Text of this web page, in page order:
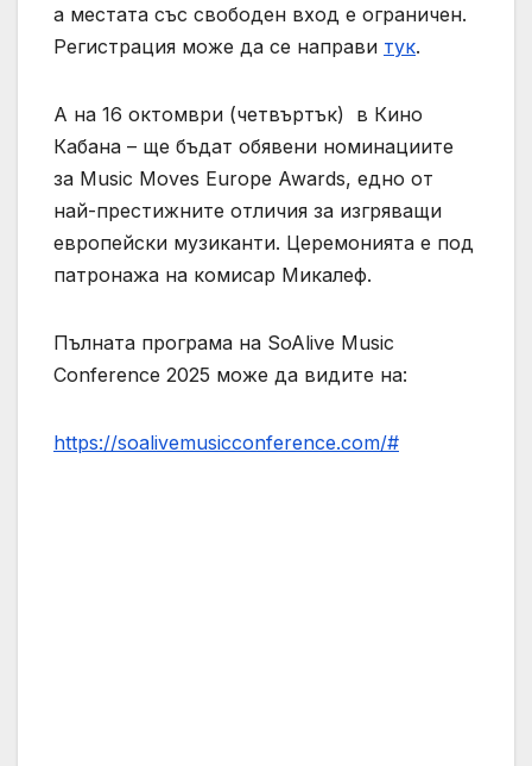
а местата със свободен вход е ограничен.
Регистрация може да се направи тук.
А на 16 октомври (четвъртък) в Кино
Кабана – ще бъдат обявени номинациите
за Music Moves Europe Awards, едно от
най-престижните отличия за изгряващи
европейски музиканти. Церемонията е под
патронажа на комисар Микалеф.
Пълната програма на SoAlive Music
Conference 2025 може да видите на:
https://soalivemusicconference.com/#